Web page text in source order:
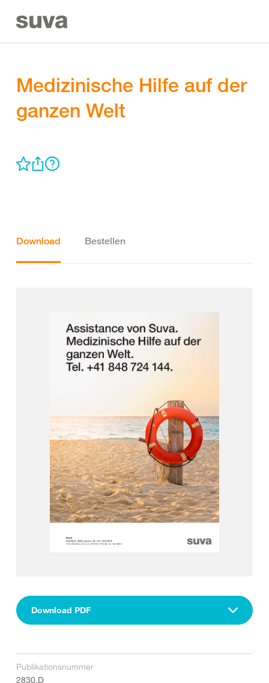
Medizinische Hilfe auf der
ganzen Welt
Download Bestellen
Download PDF
Publikationsnummer
2830.D